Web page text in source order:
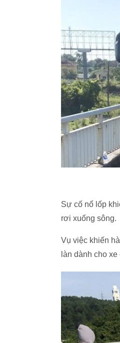
Sự cố nổ lốp
rơi xuống sông.
Vụ việc khiến
làn dành cho